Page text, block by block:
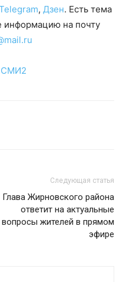
, Дзен. Есть тема
информацию на почту
СМИ2
Следующая статья
Глава Жирновского района
ответит на актуальные
вопросы жителей в прямом
эфире